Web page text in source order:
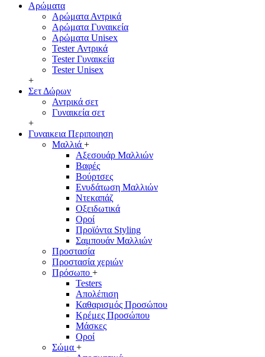
Αρώματα
Αρώματα Αντρικά
Αρώματα Γυναικεία
Αρώματα Unisex
Tester Αντρικά
Tester Γυναικεία
Tester Unisex
+
Σετ Δώρων
Αντρικά σετ
Γυναικεία σετ
+
Γυναικεια Περιποιηση
Μαλλιά +
Αξεσουάρ Μαλλιών
Βαφές
Βούρτσες
Ενυδάτωση Μαλλιών
Ντεκαπάζ
Οξειδωτικά
Οροί
Προϊόντα Styling
Σαμπουάν Μαλλιών
Προστασία
Προστασία χεριών
Πρόσωπο +
Testers
Απολέπιση
Καθαρισμός Προσώπου
Κρέμες Προσώπου
Μάσκες
Οροί
Σώμα +